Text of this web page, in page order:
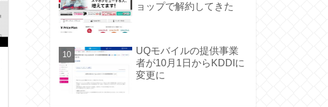
ョップで解約してきた
UQモバイルの提供事業
者が10月1日からKDDIに
変更に